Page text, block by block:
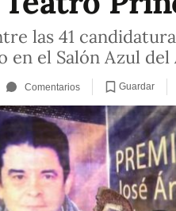
las 41
en el Salón Azul
Comentarios Guardar